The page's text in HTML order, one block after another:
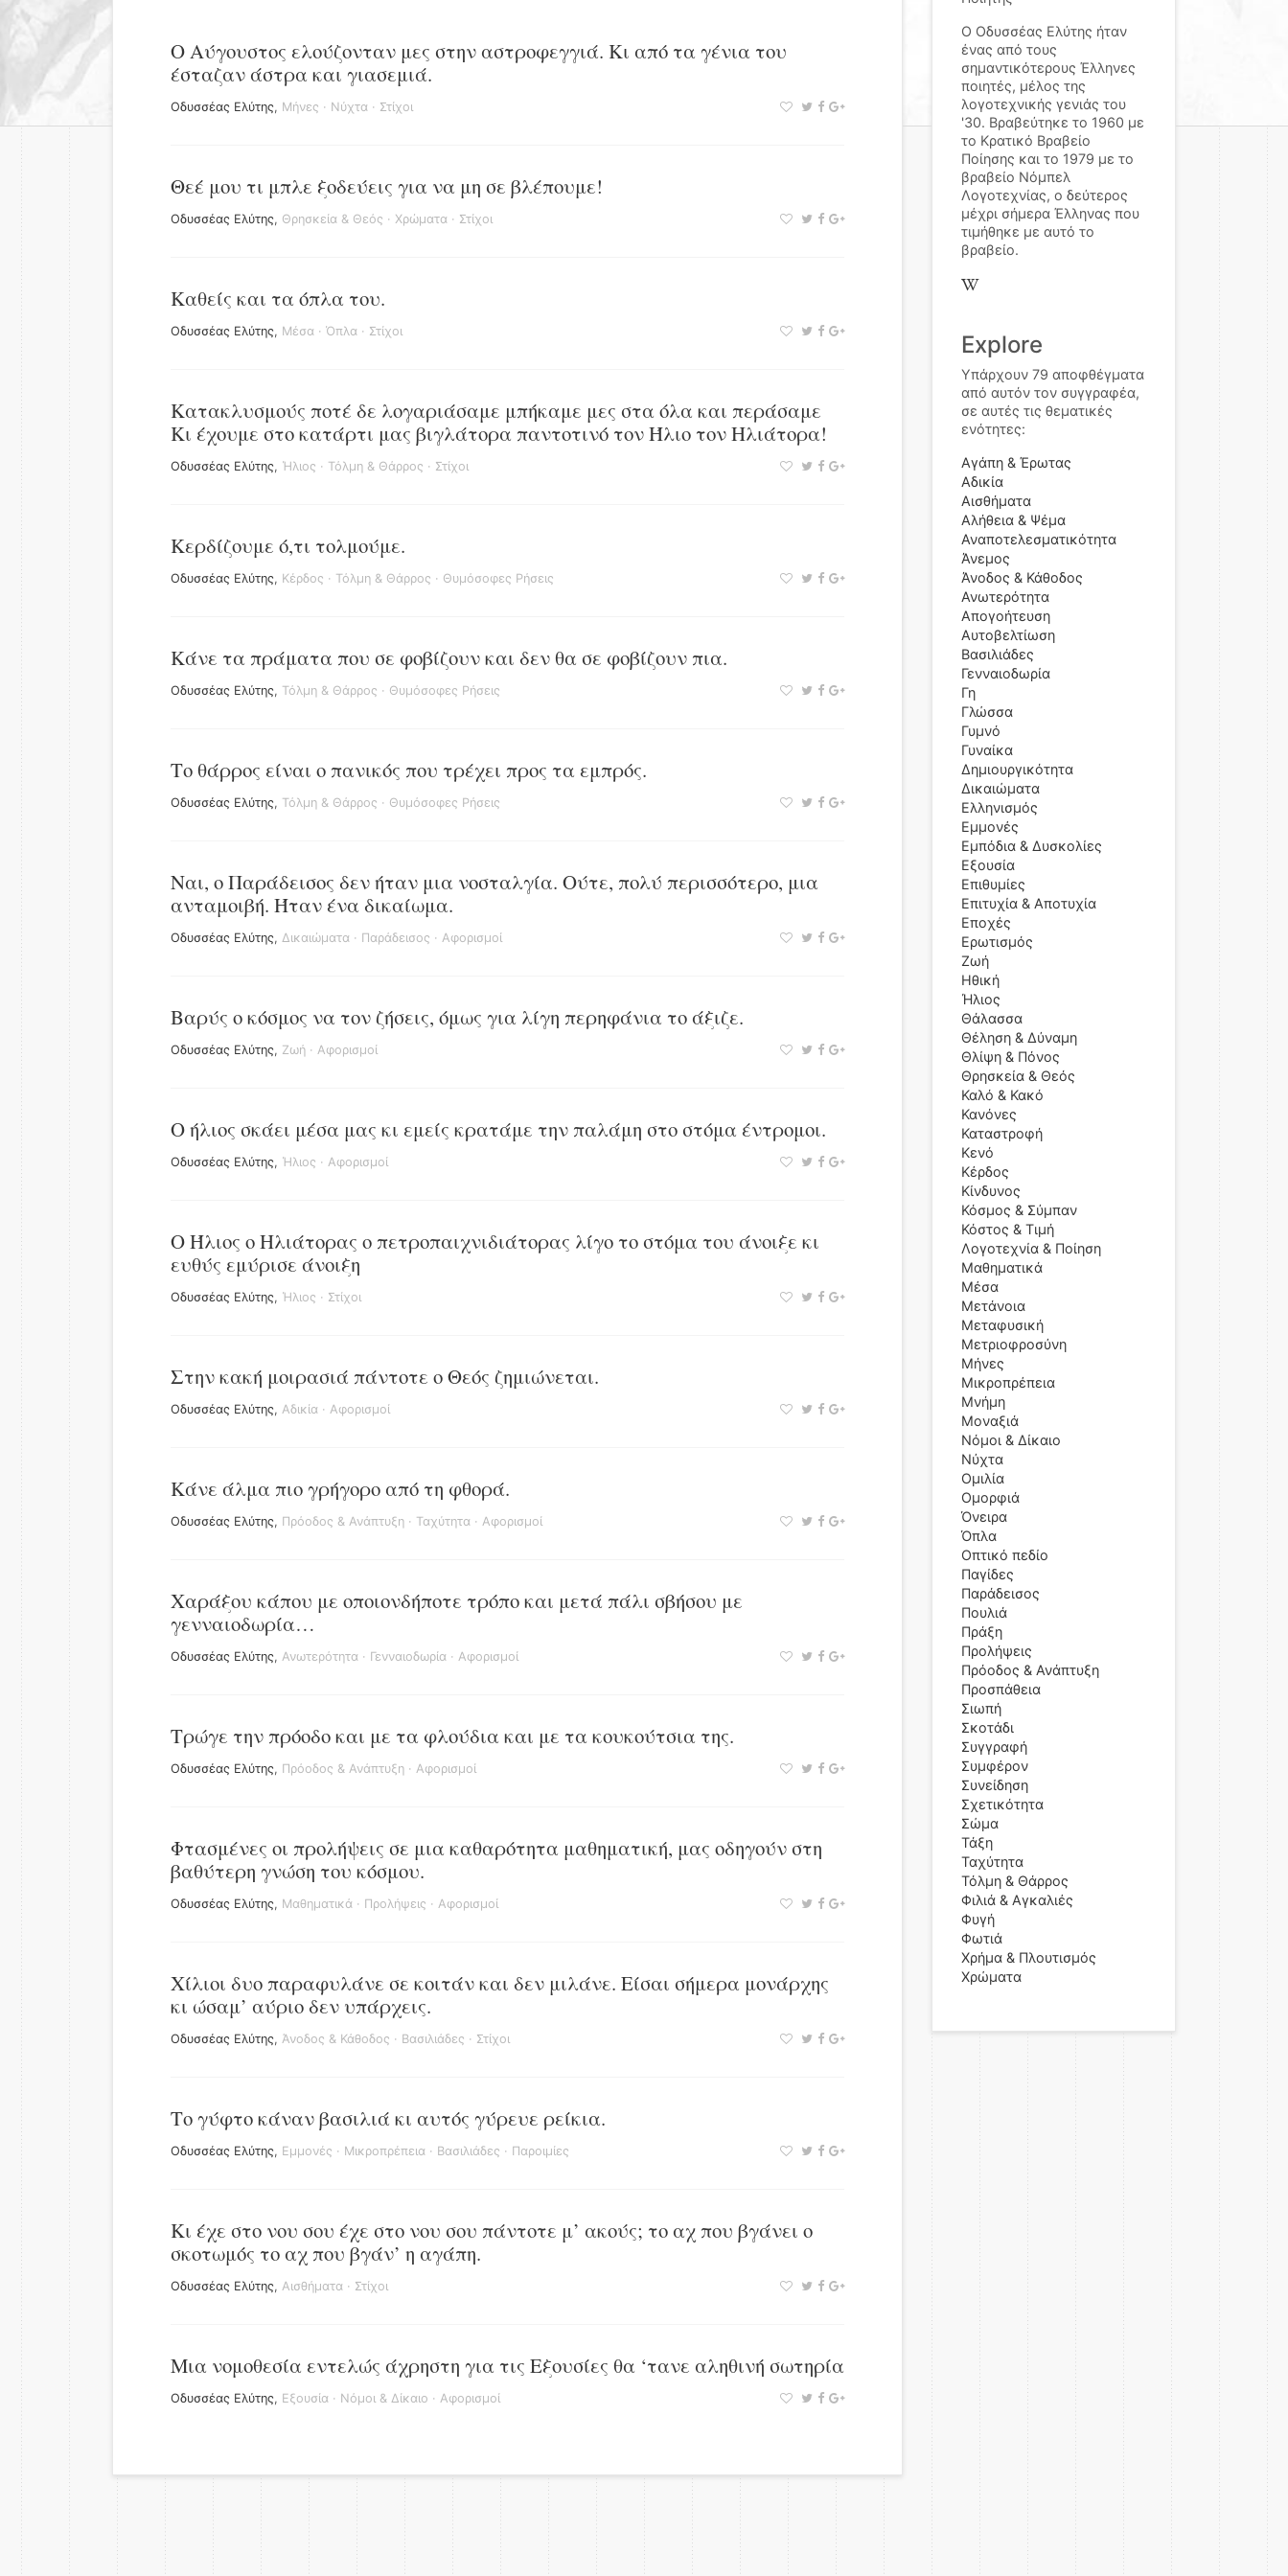
Ο Αύγουστος ελούζονταν μες στην αστροφεγγιά. Κι από τα γένια του
έσταζαν άστρα και γιασεμιά.
Οδυσσέας Ελύτης, Μήνες · Νύχτα · Στίχοι
Θεέ μου τι μπλε ξοδεύεις για να μη σε βλέπουμε!
Οδυσσέας Ελύτης, Θρησκεία & Θεός · Χρώματα · Στίχοι
Καθείς και τα όπλα του.
Οδυσσέας Ελύτης, Μέσα · Όπλα · Στίχοι
Κατακλυσμούς ποτέ δε λογαριάσαμε μπήκαμε μες στα όλα και περάσαμε
Κι έχουμε στο κατάρτι μας βιγλάτορα παντοτινό τον Ήλιο τον Ηλιάτορα!
Οδυσσέας Ελύτης, Ήλιος · Τόλμη & Θάρρος · Στίχοι
Κερδίζουμε ό,τι τολμούμε.
Οδυσσέας Ελύτης, Κέρδος · Τόλμη & Θάρρος · Θυμόσοφες Ρήσεις
Κάνε τα πράματα που σε φοβίζουν και δεν θα σε φοβίζουν πια.
Οδυσσέας Ελύτης, Τόλμη & Θάρρος · Θυμόσοφες Ρήσεις
Το θάρρος είναι ο πανικός που τρέχει προς τα εμπρός.
Οδυσσέας Ελύτης, Τόλμη & Θάρρος · Θυμόσοφες Ρήσεις
Ναι, ο Παράδεισος δεν ήταν μια νοσταλγία. Ούτε, πολύ περισσότερο, μια
ανταμοιβή. Ήταν ένα δικαίωμα.
Οδυσσέας Ελύτης, Δικαιώματα · Παράδεισος · Αφορισμοί
Βαρύς ο κόσμος να τον ζήσεις, όμως για λίγη περηφάνια το άξιζε.
Οδυσσέας Ελύτης, Ζωή · Αφορισμοί
Ο ήλιος σκάει μέσα μας κι εμείς κρατάμε την παλάμη στο στόμα έντρομοι.
Οδυσσέας Ελύτης, Ήλιος · Αφορισμοί
Ο Ήλιος ο Ηλιάτορας ο πετροπαιχνιδιάτορας λίγο το στόμα του άνοιξε κι
ευθύς εμύρισε άνοιξη
Οδυσσέας Ελύτης, Ήλιος · Στίχοι
Στην κακή μοιρασιά πάντοτε ο Θεός ζημιώνεται.
Οδυσσέας Ελύτης, Αδικία · Αφορισμοί
Κάνε άλμα πιο γρήγορο από τη φθορά.
Οδυσσέας Ελύτης, Πρόοδος & Ανάπτυξη · Ταχύτητα · Αφορισμοί
Χαράξου κάπου με οποιονδήποτε τρόπο και μετά πάλι σβήσου με
γενναιοδωρία…
Οδυσσέας Ελύτης, Ανωτερότητα · Γενναιοδωρία · Αφορισμοί
Τρώγε την πρόοδο και με τα φλούδια και με τα κουκούτσια της.
Οδυσσέας Ελύτης, Πρόοδος & Ανάπτυξη · Αφορισμοί
Φτασμένες οι προλήψεις σε μια καθαρότητα μαθηματική, μας οδηγούν στη
βαθύτερη γνώση του κόσμου.
Οδυσσέας Ελύτης, Μαθηματικά · Προλήψεις · Αφορισμοί
Χίλιοι δυο παραφυλάνε σε κοιτάν και δεν μιλάνε. Είσαι σήμερα μονάρχης
κι ώσαμ’ αύριο δεν υπάρχεις.
Οδυσσέας Ελύτης, Άνοδος & Κάθοδος · Βασιλιάδες · Στίχοι
Το γύφτο κάναν βασιλιά κι αυτός γύρευε ρείκια.
Οδυσσέας Ελύτης, Εμμονές · Μικροπρέπεια · Βασιλιάδες · Παροιμίες
Κι έχε στο νου σου έχε στο νου σου πάντοτε μ’ ακούς; το αχ που βγάνει ο
σκοτωμός το αχ που βγάν’ η αγάπη.
Οδυσσέας Ελύτης, Αισθήματα · Στίχοι
Μια νομοθεσία εντελώς άχρηστη για τις Εξουσίες θα ‘τανε αληθινή σωτηρία
Οδυσσέας Ελύτης, Εξουσία · Νόμοι & Δίκαιο · Αφορισμοί
Ο Οδυσσέας Ελύτης ήταν
ένας από τους
σημαντικότερους Έλληνες
ποιητές, μέλος της
λογοτεχνικής γενιάς του
'30. Βραβεύτηκε το 1960 με
το Κρατικό Βραβείο
Ποίησης και το 1979 με το
βραβείο Νόμπελ
Λογοτεχνίας, ο δεύτερος
μέχρι σήμερα Έλληνας που
τιμήθηκε με αυτό το
βραβείο.
Explore
Υπάρχουν 79 αποφθέγματα
από αυτόν τον συγγραφέα,
σε αυτές τις θεματικές
ενότητες:
Αγάπη & Έρωτας
Αδικία
Αισθήματα
Αλήθεια & Ψέμα
Αναποτελεσματικότητα
Άνεμος
Άνοδος & Κάθοδος
Ανωτερότητα
Απογοήτευση
Αυτοβελτίωση
Βασιλιάδες
Γενναιοδωρία
Γη
Γλώσσα
Γυμνό
Γυναίκα
Δημιουργικότητα
Δικαιώματα
Ελληνισμός
Εμμονές
Εμπόδια & Δυσκολίες
Εξουσία
Επιθυμίες
Επιτυχία & Αποτυχία
Εποχές
Ερωτισμός
Ζωή
Ηθική
Ήλιος
Θάλασσα
Θέληση & Δύναμη
Θλίψη & Πόνος
Θρησκεία & Θεός
Καλό & Κακό
Κανόνες
Καταστροφή
Κενό
Κέρδος
Κίνδυνος
Κόσμος & Σύμπαν
Κόστος & Τιμή
Λογοτεχνία & Ποίηση
Μαθηματικά
Μέσα
Μετάνοια
Μεταφυσική
Μετριοφροσύνη
Μήνες
Μικροπρέπεια
Μνήμη
Μοναξιά
Νόμοι & Δίκαιο
Νύχτα
Ομιλία
Ομορφιά
Όνειρα
Όπλα
Οπτικό πεδίο
Παγίδες
Παράδεισος
Πουλιά
Πράξη
Προλήψεις
Πρόοδος & Ανάπτυξη
Προσπάθεια
Σιωπή
Σκοτάδι
Συγγραφή
Συμφέρον
Συνείδηση
Σχετικότητα
Σώμα
Τάξη
Ταχύτητα
Τόλμη & Θάρρος
Φιλιά & Αγκαλιές
Φυγή
Φωτιά
Χρήμα & Πλουτισμός
Χρώματα